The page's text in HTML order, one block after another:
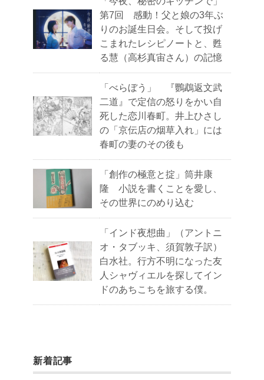
第7回 感動！父と娘の3年ぶ
りのお誕生日会。そして投げ
こまれたレシピノートと、甦
る慧（高杉真宙さん）の記憶
「べらぼう」 『鸚鵡返文武
二道』で定信の怒りをかい自
死した恋川春町。井上ひさし
の「京伝店の烟草入れ」には
春町の妻のその後も
「創作の極意と掟」筒井康
隆 小説を書くことを愛し、
その世界にのめり込む
「インド夜想曲」（アントニ
オ・タブッキ、須賀敦子訳）
白水社。行方不明になった友
人シャヴィエルを探してイン
ドのあちこちを旅する僕。
新着記事